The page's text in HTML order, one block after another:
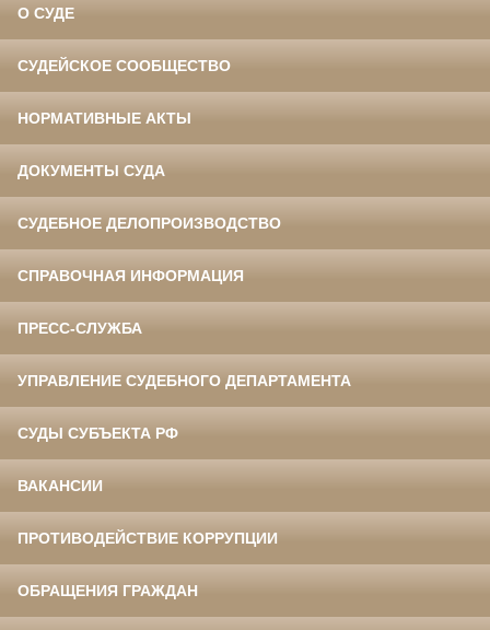
О СУДЕ
СУДЕЙСКОЕ СООБЩЕСТВО
НОРМАТИВНЫЕ АКТЫ
ДОКУМЕНТЫ СУДА
СУДЕБНОЕ ДЕЛОПРОИЗВОДСТВО
СПРАВОЧНАЯ ИНФОРМАЦИЯ
ПРЕСС-СЛУЖБА
УПРАВЛЕНИЕ СУДЕБНОГО ДЕПАРТАМЕНТА
СУДЫ СУБЪЕКТА РФ
ВАКАНСИИ
ПРОТИВОДЕЙСТВИЕ КОРРУПЦИИ
ОБРАЩЕНИЯ ГРАЖДАН